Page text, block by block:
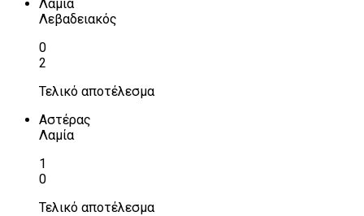
Λαμία
Λεβαδειακός
0
2
Τελικό αποτέλεσμα
Αστέρας
Λαμία
1
0
Τελικό αποτέλεσμα